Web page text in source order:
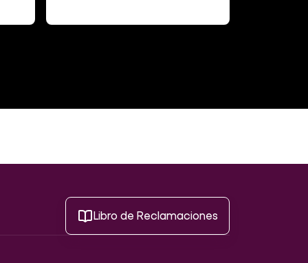
Libro de Reclamaciones